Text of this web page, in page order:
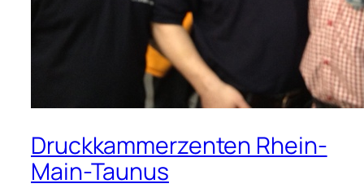
Druckkammerzenten Rhein-
Main-Taunus